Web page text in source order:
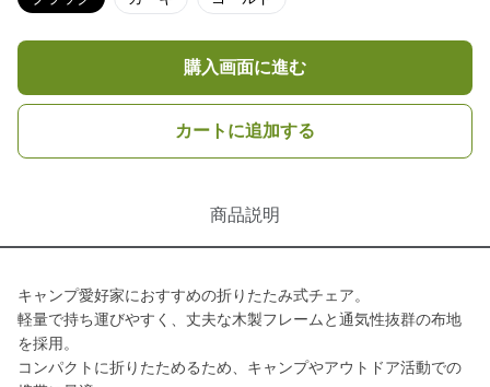
購入画面に進む
カートに追加する
商品説明
キャンプ愛好家におすすめの折りたたみ式チェア。
軽量で持ち運びやすく、丈夫な木製フレームと通気性抜群の布地
を採用。
コンパクトに折りたためるため、キャンプやアウトドア活動での